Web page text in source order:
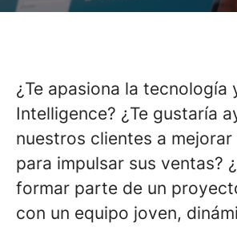
¿Te apasiona la tecnología
Intelligence? ¿Te gustaría
nuestros clientes a
para impulsar sus ventas?
formar parte de un
con un equipo joven,